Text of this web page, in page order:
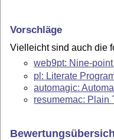
Vorschläge
Vielleicht sind auch die
web9pt: Nine-
pl: Literate
automagic:
resumemac: Plain